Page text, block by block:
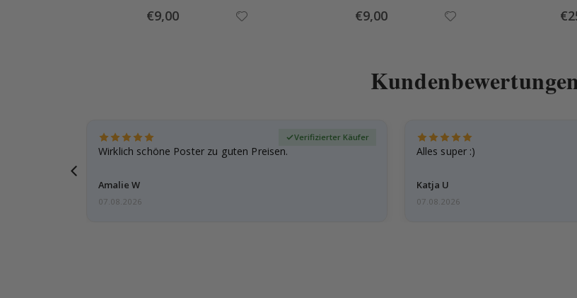
Special
Price
€9,00 Special
Price
€9,00
Wirklich schöne Poster zu guten Preisen.
Amalie W
Verifizierter Käufer
07.08.2026
Alles super :)
Katja U
07.08.2026